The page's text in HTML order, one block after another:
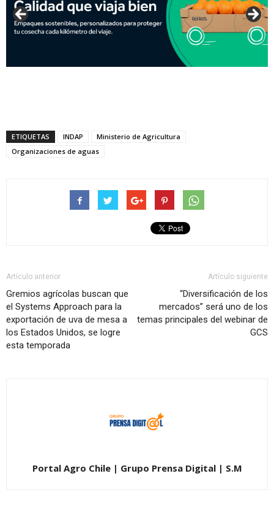
ETIQUETAS INDAP
Ministerio de Agricultura
Organizaciones de aguas
Artículo anterior
Gremios agrícolas buscan que
el Systems Approach para la
exportación de uva de mesa a
los Estados Unidos, se logre
esta temporada
Artículo siguiente
“Diversificación de los
mercados” será uno de los
temas principales del webinar de
GCS
Portal Agro Chile | Grupo Prensa Digital | S.M